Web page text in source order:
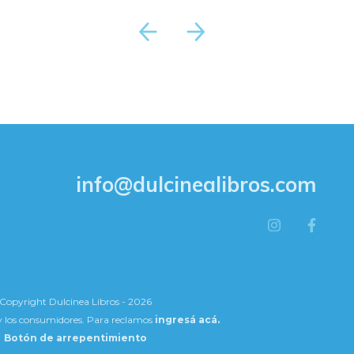
info@dulcinealibros.com
Copyright Dulcinea Libros - 2026
los consumidores. Para reclamos ingresá acá.
Botón de arrepentimiento